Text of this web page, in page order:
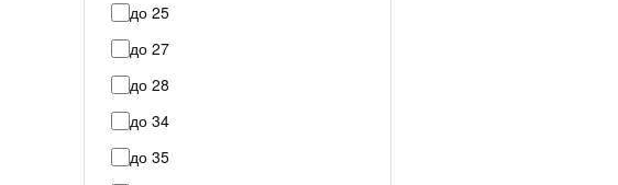
до 25
до 27
до 28
до 34
до 35